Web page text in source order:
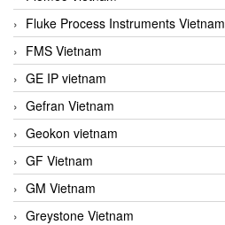
Fluke Process Instruments Vietnam
FMS Vietnam
GE IP vietnam
Gefran Vietnam
Geokon vietnam
GF Vietnam
GM Vietnam
Greystone Vietnam